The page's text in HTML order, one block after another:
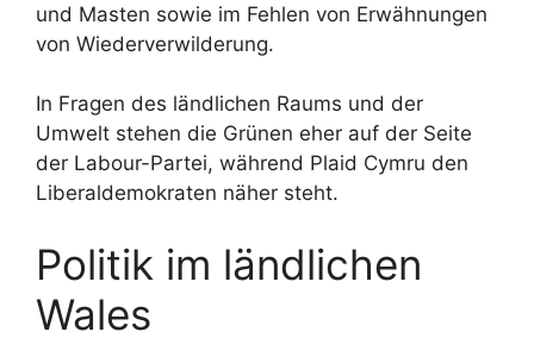
und Masten sowie im Fehlen von Erwähnungen
von Wiederverwilderung.
In Fragen des ländlichen Raums und der
Umwelt stehen die Grünen eher auf der Seite
der Labour-Partei, während Plaid Cymru den
Liberaldemokraten näher steht.
Politik im ländlichen
Wales